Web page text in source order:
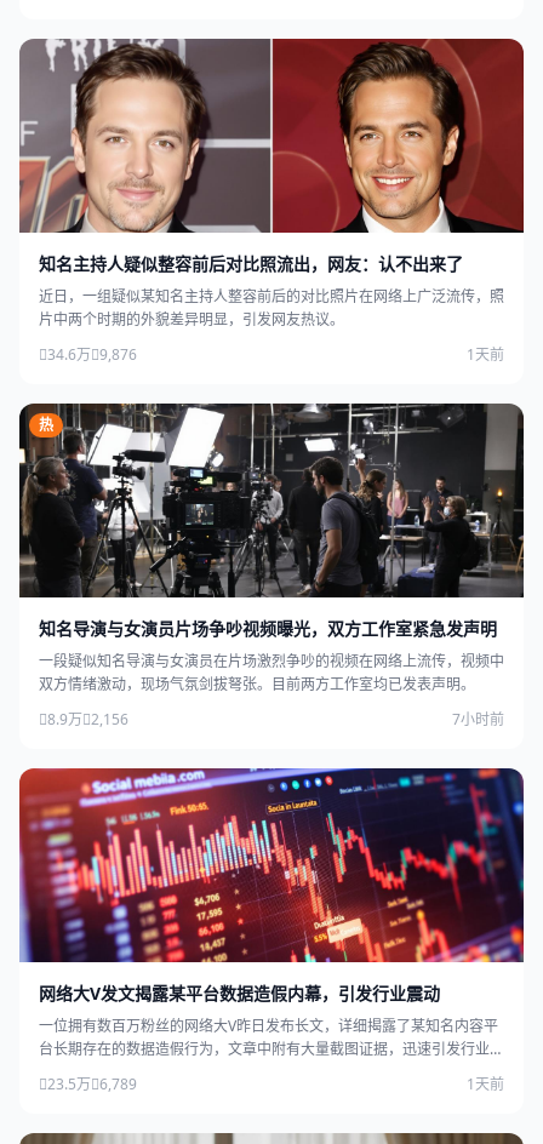
知名主持人疑似整容前后对比照流出，网友：认不出来了
近日，一组疑似某知名主持人整容前后的对比照片在网络上广泛流传，照
片中两个时期的外貌差异明显，引发网友热议。
34.6万 9,876 1天前
热
知名导演与女演员片场争吵视频曝光，双方工作室紧急发声明
一段疑似知名导演与女演员在片场激烈争吵的视频在网络上流传，视频中
双方情绪激动，现场气氛剑拔弩张。目前两方工作室均已发表声明。
8.9万 2,156 7小时前
网络大V发文揭露某平台数据造假内幕，引发行业震动
一位拥有数百万粉丝的网络大V昨日发布长文，详细揭露了某知名内容平
台长期存在的数据造假行为，文章中附有大量截图证据，迅速引发行业广
23.5万 6,789 1天前